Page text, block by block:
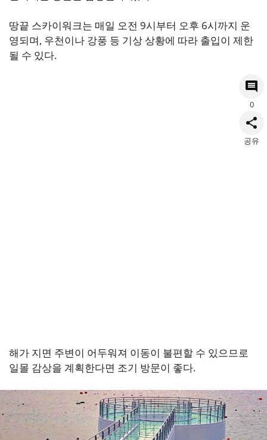
땅끝 스카이워크는 매일 오전 9시부터 오후 6시까지 운
영되며, 우천이나 강풍 등 기상 상황에 따라 출입이 제한
될 수 있다.
해가 지면 주변이 어두워져 이동이 불편할 수 있으므로
일몰 감상을 계획한다면 조기 방문이 좋다.
0
공유